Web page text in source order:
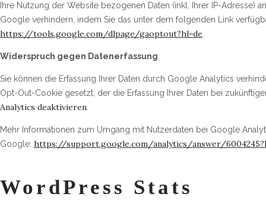
Ihre Nutzung der Website bezogenen Daten (inkl. Ihrer IP-Adresse)
Google verhindern, indem Sie das unter dem folgenden Link
https://tools.google.com/dlpage/gaoptout?hl=de.
Widerspruch gegen Datenerfassung
Sie können die Erfassung Ihrer Daten durch Google Analytics
Opt-Out-Cookie gesetzt, der die Erfassung Ihrer Daten bei
Analytics deaktivieren.
Mehr Informationen zum Umgang mit Nutzerdaten bei Google
Google: https://support.google.com/analytics/answer/
WordPress Stats